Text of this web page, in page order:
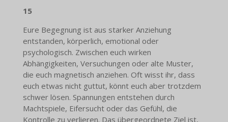
15
Eure Begegnung ist aus starker Anziehung
entstanden, körperlich, emotional oder
psychologisch. Zwischen euch wirken
Abhängigkeiten, Versuchungen oder alte Muster,
die euch magnetisch anziehen. Oft wisst ihr, dass
euch etwas nicht guttut, könnt euch aber trotzdem
schwer lösen. Spannungen entstehen durch
Machtspiele, Eifersucht oder das Gefühl, die
Kontrolle zu verlieren. Das übergeordnete Ziel ist,